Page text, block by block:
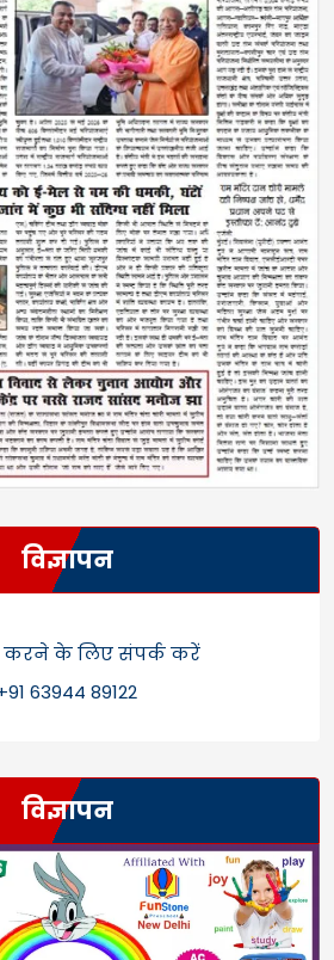
विज्ञापन
करने के लिए संपर्क करें
63944 89122
विज्ञापन